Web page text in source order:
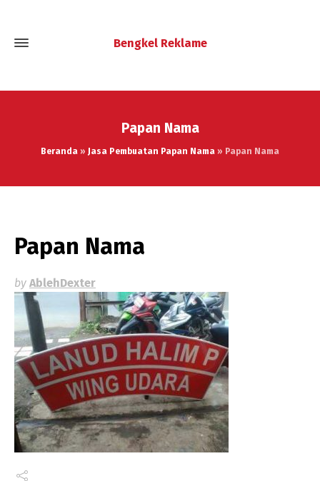
Bengkel Reklame
Papan Nama
Beranda » Jasa Pembuatan Papan Nama » Papan Nama
Papan Nama
by AblehDexter